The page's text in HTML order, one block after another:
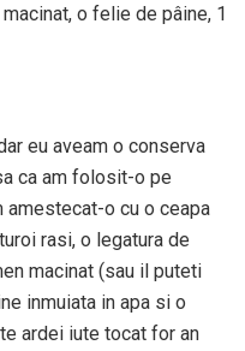
o felie de pâine, 1
eu aveam o conserva
ca am folosit-o pe
amestecat-o cu o ceapa
rasi, o legatura de
macinat (sau il puteti
inmuiata in apa si o
ardei iute tocat for an